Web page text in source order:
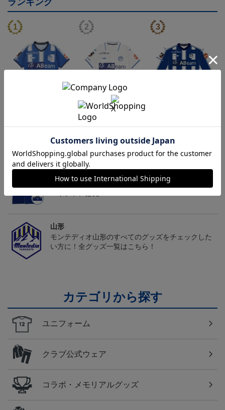
ランキング
26/27オーセンティックユ
ニフォーム半袖（FP2n
d）
18,700円～23,760円
トピックス
チームマスコット「ディーオ」グッズは、サポータ
山形
モンテディオ山形のすべてのグッズをチェックした
い方に！全グッズ一覧はこちら！
カテゴリから探す
ユニフォーム
クラブ公式ウェア
コラボ・メモリアルグッズ